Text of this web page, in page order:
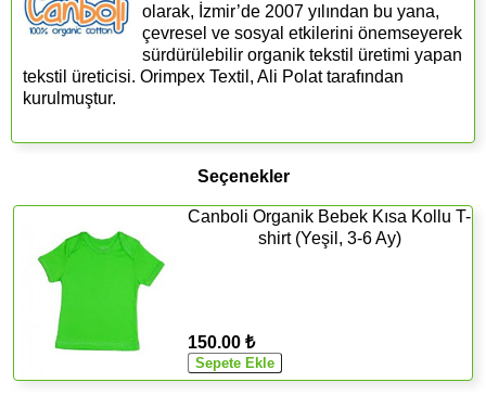
olarak, İzmir’de 2007 yılından bu yana,
çevresel ve sosyal etkilerini önemseyerek
sürdürülebilir organik tekstil üretimi yapan
tekstil üreticisi. Orimpex Textil, Ali Polat tarafından
kurulmuştur.
Seçenekler
Canboli Organik Bebek Kısa Kollu T-
shirt (Yeşil, 3-6 Ay)
150.00 ₺